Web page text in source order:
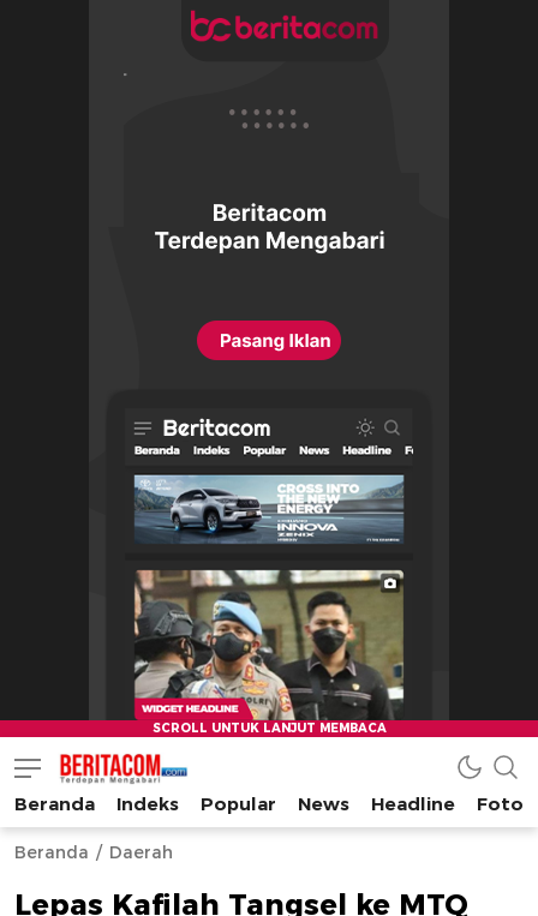
beritacom.com
bestnews
Beranda Indeks Popular News Headline Foto
Beranda Daerah
Lepas Kafilah Tangsel ke MTQ